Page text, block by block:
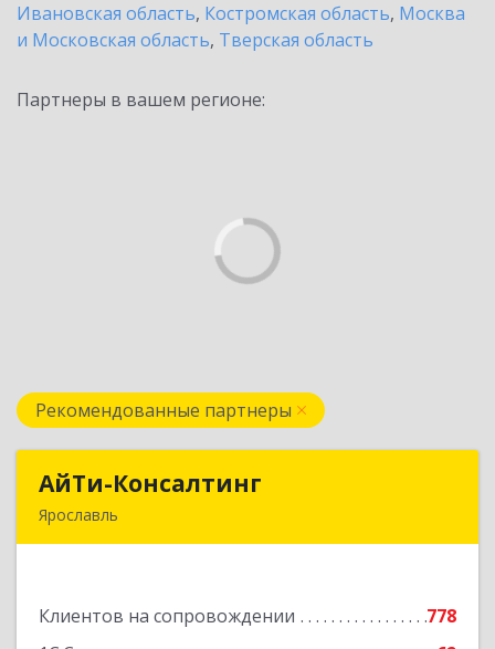
Ивановская область, Костромская область, Москва
и Московская область, Тверская область
Партнеры в вашем регионе:
Рекомендованные партнеры
АйТи-Консалтинг
Ярославль
Клиентов на сопровождении
778
АйТи-Консалтинг
Подробнее